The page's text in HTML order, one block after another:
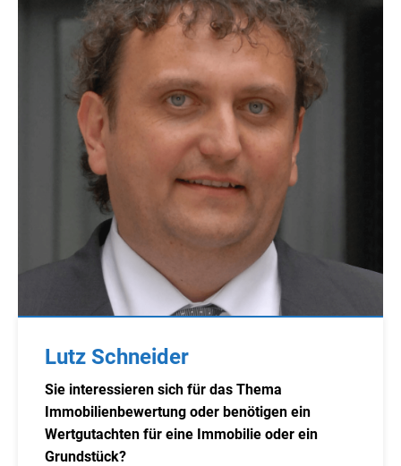
Lutz Schneider
Sie interessieren sich für das Thema
Immobilienbewertung oder benötigen ein
Wertgutachten für eine Immobilie oder ein
Grundstück?